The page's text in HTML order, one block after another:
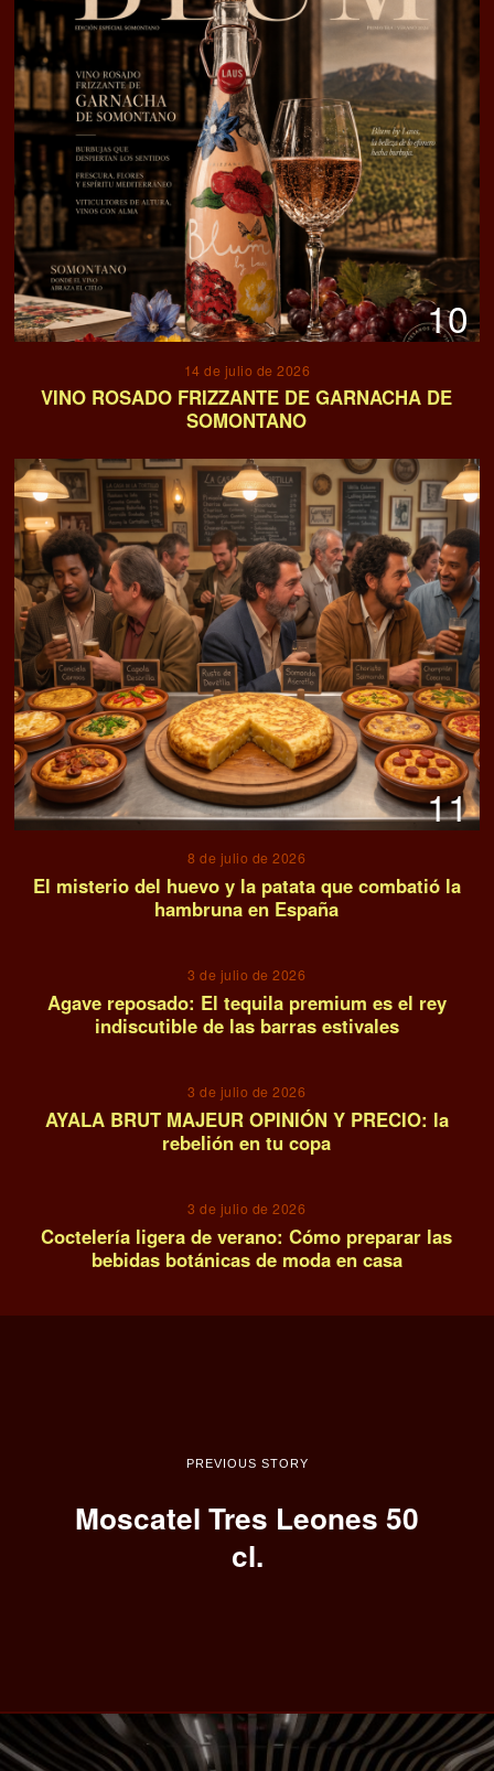
10
14 de julio de 2026
VINO ROSADO FRIZZANTE DE GARNACHA DE
SOMONTANO
11
8 de julio de 2026
El misterio del huevo y la patata que combatió la
hambruna en España
3 de julio de 2026
Agave reposado: El tequila premium es el rey
indiscutible de las barras estivales
3 de julio de 2026
AYALA BRUT MAJEUR OPINIÓN Y PRECIO: la
rebelión en tu copa
3 de julio de 2026
Coctelería ligera de verano: Cómo preparar las
bebidas botánicas de moda en casa
PREVIOUS STORY
Moscatel Tres Leones 50
cl.